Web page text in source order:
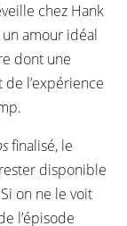
chez Hank
amour idéal
dont une
l’expérience
finalisé, le
disponible
on ne le voit
l’épisode